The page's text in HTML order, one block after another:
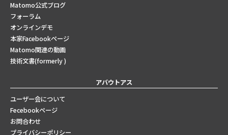
Matomo公式ブログ
フォーラム
オンラインデモ
本家Facebookページ
Matomo関連の動画
技術文書(formerly )
アバウトアス
ユーザー会について
Fecebookページ
お問合わせ
プライバシーポリシー